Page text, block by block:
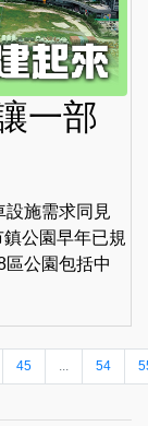
一部
設施需求同見
公園早年已規
公園包括中
45 54